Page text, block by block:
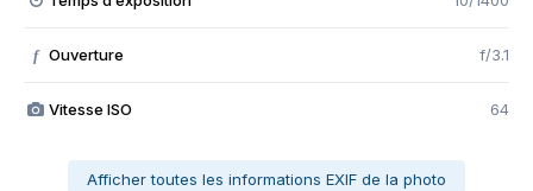
f Ouverture f/3.1
Vitesse ISO 64
Afficher toutes les informations EXIF de la photo